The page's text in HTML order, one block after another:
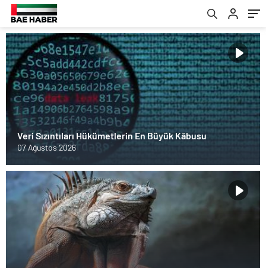
Veri Sızıntıları Hükümetlerin En Büyük Kâbusu
07 Ağustos 2026